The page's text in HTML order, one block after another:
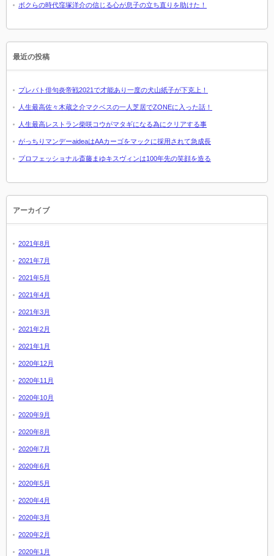
ボクらの時代窪塚洋介の信じる心が息子の立ち直りを助けた！
最近の投稿
プレバト俳句炎帝戦2021で才能あり一度の犬山紙子が下克上！
人生最高佐々木蔵之介マクベスの一人芝居でZONEに入った話！
人生最高レストラン柴咲コウがマタギになる為にクリアする事
がっちりマンデーaideaはAAカーゴをマックに採用されて急成長
プロフェッショナル斎藤まゆキスヴィンは100年先の笑顔を造る
アーカイブ
2021年8月
2021年7月
2021年5月
2021年4月
2021年3月
2021年2月
2021年1月
2020年12月
2020年11月
2020年10月
2020年9月
2020年8月
2020年7月
2020年6月
2020年5月
2020年4月
2020年3月
2020年2月
2020年1月